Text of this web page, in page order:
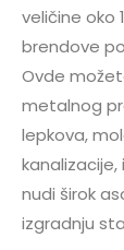
veličine oko
brendove
Ovde
metalnog
lepkova,
nudi širok
izgradnju